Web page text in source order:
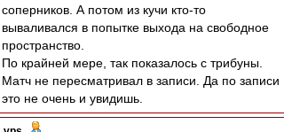
соперников. А потом из кучи кто-то
вываливался в попытке выхода на свободное
пространство.
По крайней мере, так показалось с трибуны.
Матч не пересматривал в записи. Да по записи
это не очень и увидишь.